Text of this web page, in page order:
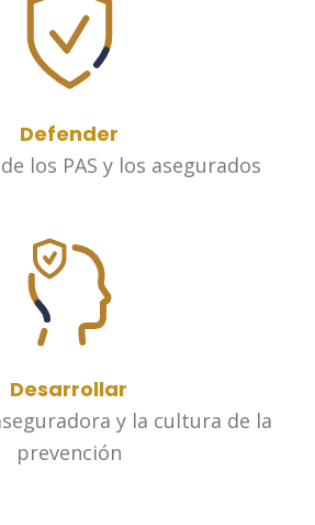
Defender
los PAS y los asegurados
Desarrollar
y la cultura de la
prevención